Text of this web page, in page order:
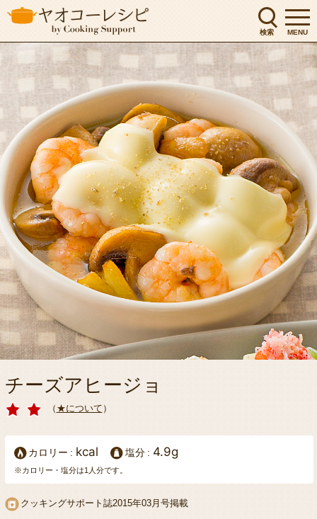
検索 MENU
チーズアヒージョ
（ ★について ）
カロリー kcal 塩分 4.9g
※カロリー・塩分は1人分です。
クッキングサポート誌2015年03月号掲載